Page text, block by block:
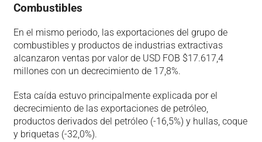
Combustibles
En el mismo periodo, las exportaciones del grupo de
combustibles y productos de industrias extractivas
alcanzaron ventas por valor de USD FOB $17.617,4
millones con un decrecimiento de 17,8%.
Esta caída estuvo principalmente explicada por el
decrecimiento de las exportaciones de petróleo,
productos derivados del petróleo (-16,5%) y hullas, coque
y briquetas (-32,0%).